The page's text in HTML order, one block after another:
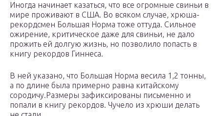
Иногда начинает казаться, что все огромные свиньи в
мире проживают в США. Во всяком случае, хрюша-
рекордсмен Большая Норма тоже оттуда. Сильное
ожирение, критическое даже для свиньи, не дало
прожить ей долгую жизнь, но позволило попасть в
книгу рекордов Гиннеса.
В ней указано, что Большая Норма весила 1,2 тонны,
а по длине была примерно равна китайскому
сородичу.Размеры зафиксированы письменно и
попали в книгу рекордов. Чучело из хрюши делать